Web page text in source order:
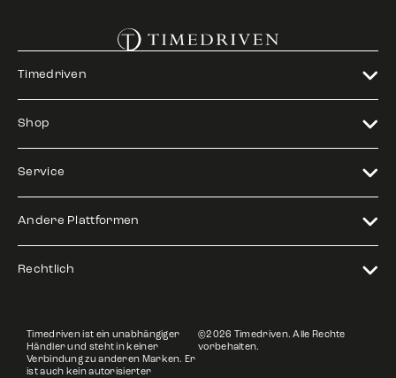
Timedriven
Shop
Service
Andere Plattformen
Rechtlich
Timedriven ist ein unabhängiger
Händler und steht in keiner
Verbindung zu anderen Marken. Er
ist auch kein autorisierter
©2026 Timedriven. Alle Rechte
vorbehalten.